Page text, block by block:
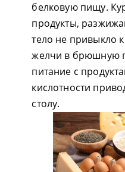
белковую пищу.
продукты,
тело не привыкло
желчи в брюшную
питание с
кислотности
столу.